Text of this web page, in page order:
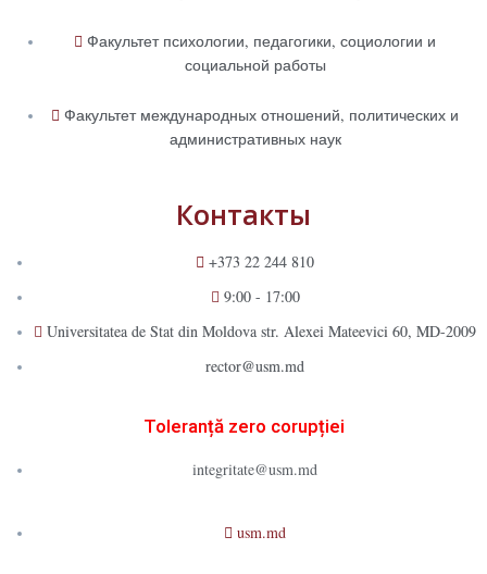
Факультет психологии, педагогики, социологии и
социальной работы
Факультет международных отношений, политических и
административных наук
Контакты
+373 22 244 810
9:00 - 17:00
Universitatea de Stat din Moldova str. Alexei Mateevici 60, MD-2009
rector@usm.md
Toleranță zero corupției
integritate@usm.md
usm.md